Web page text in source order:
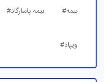
بیمه# بیمه-پاسارگاد#
ویپاد#